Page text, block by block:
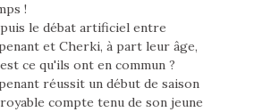
!
le débat artificiel entre
et Cherki, à part leur âge,
ce qu'ils ont en commun ?
réussit un début de saison
compte tenu de son jeune